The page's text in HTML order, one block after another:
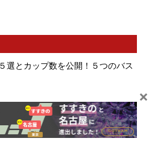
選とカップ数を公開！５つのバス
男性におすすめの夜の仕事４つ！
×